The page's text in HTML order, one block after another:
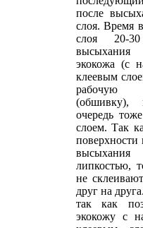
после
слоя. Время
слоя 20-
высыхания
экокожа (с
клеевым
рабочую
(обшивку),
очередь
слоем. Так
поверхности
липкостью,
не
друг на
так как
экокожу с